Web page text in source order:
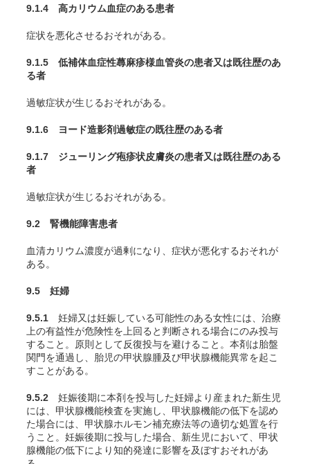
9.1.4 高カリウム血症のある患者
症状を悪化させるおそれがある。
9.1.5 低補体血症性蕁麻疹様血管炎の患者又は既往歴のあ
る者
過敏症状が生じるおそれがある。
9.1.6 ヨード造影剤過敏症の既往歴のある者
9.1.7 ジューリング疱疹状皮膚炎の患者又は既往歴のある
者
過敏症状が生じるおそれがある。
9.2 腎機能障害患者
血清カリウム濃度が過剰になり、症状が悪化するおそれが
ある。
9.5 妊婦
9.5.1 妊婦又は妊娠している可能性のある女性には、治療
上の有益性が危険性を上回ると判断される場合にのみ投与
すること。原則として反復投与を避けること。本剤は胎盤
関門を通過し、胎児の甲状腺腫及び甲状腺機能異常を起こ
すことがある。
9.5.2 妊娠後期に本剤を投与した妊婦より産まれた新生児
には、甲状腺機能検査を実施し、甲状腺機能の低下を認め
た場合には、甲状腺ホルモン補充療法等の適切な処置を行
うこと。妊娠後期に投与した場合、新生児において、甲状
腺機能の低下により知的発達に影響を及ぼすおそれがあ